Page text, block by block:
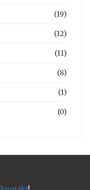
(19)
(12)
(11)
(8)
(1)
(0)